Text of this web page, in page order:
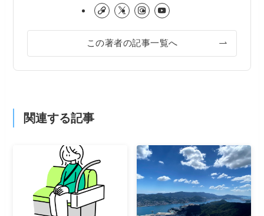
この著者の記事一覧へ
関連する記事